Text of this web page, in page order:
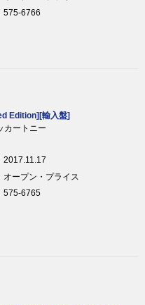
575-6766
Edition][輸入盤]
カートニー
2017.11.17
オープン・プライス
575-6765